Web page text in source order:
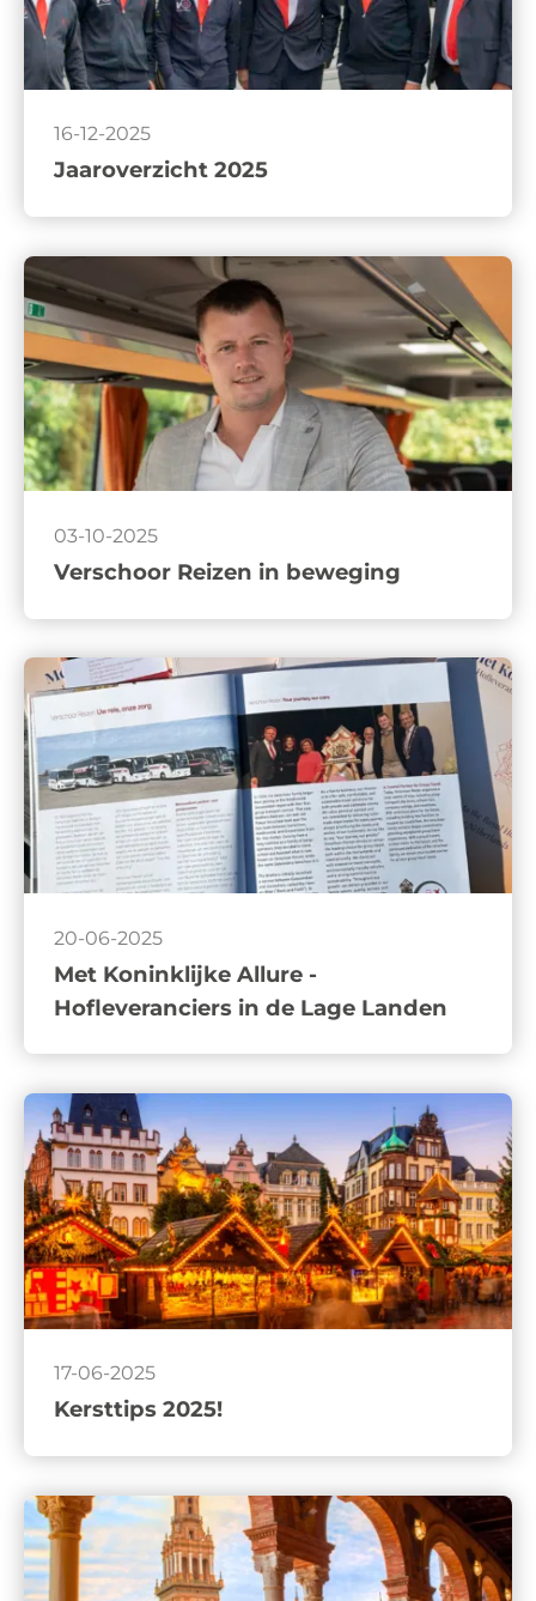
16-12-2025
Jaaroverzicht 2025
03-10-2025
Verschoor Reizen in beweging
20-06-2025
Met Koninklijke Allure -
Hofleveranciers in de Lage Landen
17-06-2025
Kersttips 2025!